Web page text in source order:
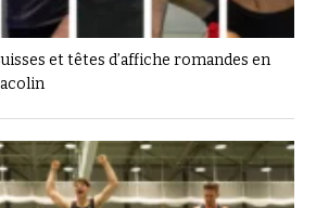
et têtes d’affiche romandes en